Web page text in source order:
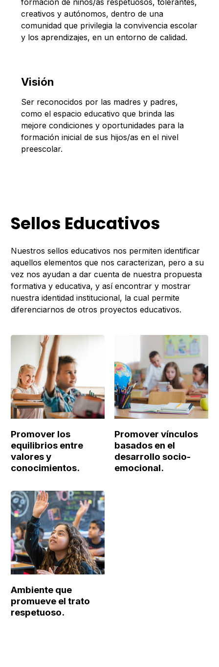
formación de niños/as respetuosos, tolerantes,
creativos y autónomos, dentro de una
comunidad que privilegia la convivencia escolar
y los aprendizajes, en un entorno de calidad.
Visión
Ser reconocidos por las madres y padres,
como el espacio educativo que brinda las
mejore condiciones y oportunidades para la
formación inicial de sus hijos/as en el nivel
preescolar.
Sellos Educativos
Nuestros sellos educativos nos permiten identificar
aquellos elementos que nos caracterizan, pero a su
vez nos ayudan a dar cuenta de nuestra propuesta
formativa y educativa, y así encontrar y mostrar
nuestra identidad institucional, la cual permite
diferenciarnos de otros proyectos educativos.
Promover los
equilibrios entre
valores y
conocimientos.
Promover vínculos
basados en el
desarrollo socio-
emocional.
Ambiente que
promueve el trato
respetuoso.